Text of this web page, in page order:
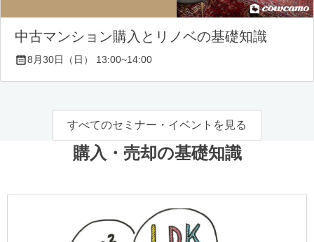
中古マンション購入とリノベの基礎知識
8月30日（日） 13:00~14:00
すべてのセミナー・イベントを見る
購入・売却の基礎知識